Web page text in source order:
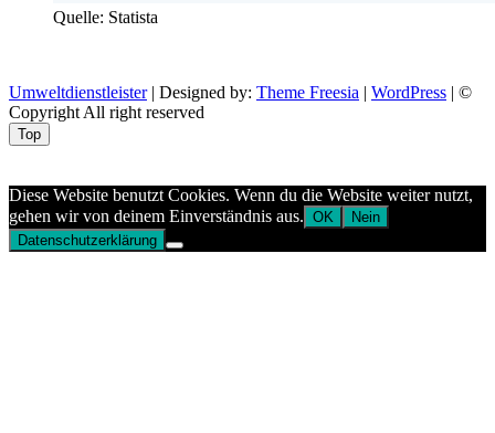
Quelle: Statista
Umweltdienstleister| Designed by: Theme Freesia | WordPress | ©
Copyright All right reserved
Top
Diese Website benutzt Cookies. Wenn du die Website weiter nutzt,
gehen wir von deinem Einverständnis aus. OK
Nein
Datenschutzerklärung